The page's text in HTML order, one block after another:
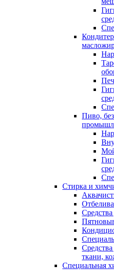
Пиво,
Стирка и
ткани,
Специальная